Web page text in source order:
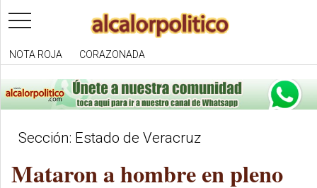
toggle
navigation
NOTA ROJA CORAZONADA
Sección: Estado de Veracruz
Mataron a hombre en pleno